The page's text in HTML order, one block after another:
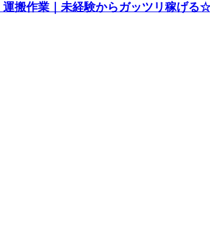
運搬作業｜未経験からガッツリ稼げ